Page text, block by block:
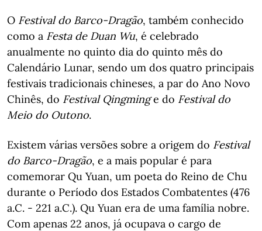
O Festival do Barco-Dragão, também conhecido
como a Festa de Duan Wu, é celebrado
anualmente no quinto dia do quinto mês do
Calendário Lunar, sendo um dos quatro principais
festivais tradicionais chineses, a par do Ano Novo
Chinês, do Festival Qingminge do Festival do
Meio do Outono.
Existem várias versões sobre a origem do Festival
do Barco-Dragão, e a mais popular é para
comemorar Qu Yuan, um poeta do Reino de Chu
durante o Período dos Estados Combatentes (476
a.C. - 221 a.C.). Qu Yuan era de uma família nobre.
Com apenas 22 anos, já ocupava o cargo de